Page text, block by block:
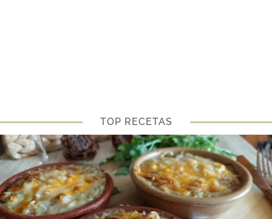
TOP RECETAS